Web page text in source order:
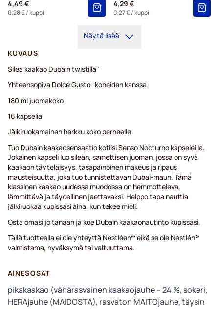
4,49 €
0,28 €/ kuppi
4,29 €
0,27 €/ kuppi
Näytä lisää
KUVAUS
Sileä kaakao Dubain twistillä"
Yhteensopiva Dolce Gusto -koneiden kanssa
180 ml juomakoko
16 kapselia
Jälkiruokamainen herkku koko perheelle
Tuo Dubain kaakaosensaatio kotiisi Senso Nocturno kapseleilla.
Jokainen kapseli luo sileän, samettisen juoman, jossa on syvä
kaakaon täyteläisyys, tasapainoinen makeus ja ripaus
mausteisuutta, joka tuo tunnistettavan Dubai-maun. Tämä
klassinen kaakao uudessa muodossa on hemmotteleva,
lämmittävä ja täydellinen jaettavaksi. Helppo tapa nauttia
jälkiruokaa kupissasi aina, kun tekee mieli.
Osta omasi jo tänään ja koe Dubain kaakaonautinto kupissasi.
Tällä tuotteella ei ole yhteyttä Nestléen® eikä se ole Nestlén®
valmistama, hyväksymä tai valtuuttama.
AINESOSAT
pikakaakao (vähärasvainen kaakaojauhe – 24 %, sokeri,
HERAjauhe (MAIDOSTA), rasvaton MAITOjauhe, täysin